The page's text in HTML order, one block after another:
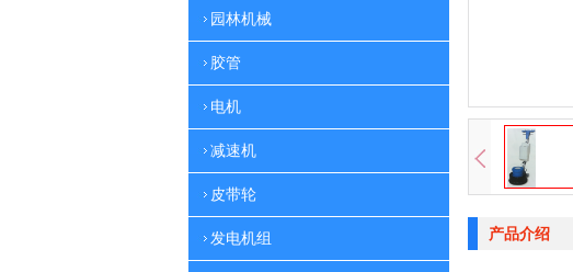
园林机械
胶管
电机
减速机
皮带轮
发电机组 产品介绍